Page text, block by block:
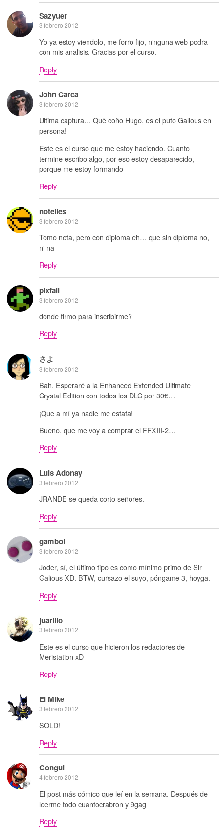
Sazyuer
3 febrero 2012
Yo ya estoy viendolo, me forro fijo, ninguna web podra
con mis analisis. Gracias por el curso.
Reply
John Carca
3 febrero 2012
Ultima captura… Què coño Hugo, es el puto Galious en
persona!
Este es el curso que me estoy haciendo. Cuanto
termine escribo algo, por eso estoy desaparecido,
porque me estoy formando
Reply
notelies
3 febrero 2012
Tomo nota, pero con diploma eh… que sin diploma no,
ni na
Reply
pixfall
3 febrero 2012
donde firmo para inscribirme?
Reply
さよ
3 febrero 2012
Bah. Esperaré a la Enhanced Extended Ultimate
Crystal Edition con todos los DLC por 30€…
¡Que a mí ya nadie me estafa!
Bueno, que me voy a comprar el FFXIII-2…
Reply
Luis Adonay
3 febrero 2012
JRANDE se queda corto señores.
Reply
gamboi
3 febrero 2012
Joder, sí, el último tipo es como mínimo primo de Sir
Galious XD. BTW, cursazo el suyo, póngame 3, hoyga.
Reply
juarillo
3 febrero 2012
Este es el curso que hicieron los redactores de
Meristation xD
Reply
El Mike
3 febrero 2012
SOLD!
Reply
Gongui
4 febrero 2012
El post más cómico que leí en la semana. Después de
leerme todo cuantocrabron y 9gag
Reply